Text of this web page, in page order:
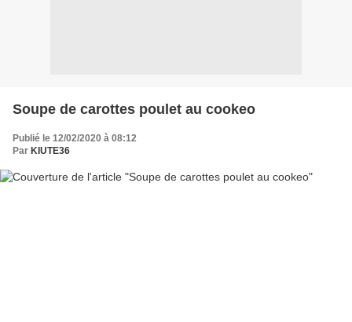
Soupe de carottes poulet au cookeo
Publié le 12/02/2020 à 08:12
Par KIUTE36